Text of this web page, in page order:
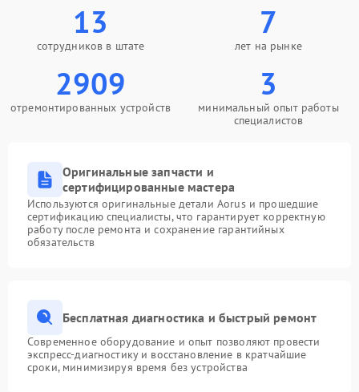
13
сотрудников в штате
7
лет на рынке
2909
отремонтированных устройств
3
минимальный опыт работы
специалистов
Оригинальные запчасти и
сертифицированные мастера
Используются оригинальные детали Aorus и прошедшие
сертификацию специалисты, что гарантирует корректную
работу после ремонта и сохранение гарантийных
обязательств
Бесплатная диагностика и быстрый ремонт
Современное оборудование и опыт позволяют провести
экспресс-диагностику и восстановление в кратчайшие
сроки, минимизируя время без устройства